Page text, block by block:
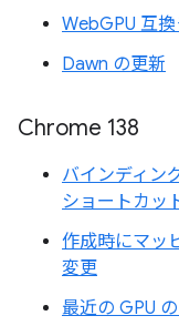
WebGPU 互
Dawn の更新
Chrome 138
バインディン
ショートカッ
作成時にマッ
変更
最近の GPU